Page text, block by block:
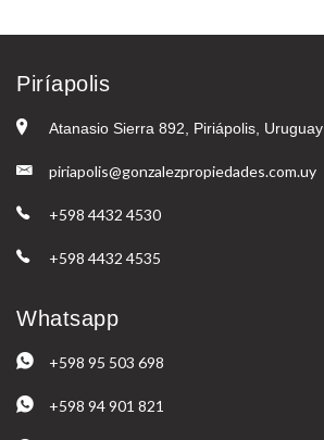
Piríapolis
Atanasio Sierra 892, Piriápolis, Uruguay
piriapolis@gonzalezpropiedades.com.uy
+598 4432 4530
+598 4432 4535
Whatsapp
+598 95 503 698
+598 94 901 821